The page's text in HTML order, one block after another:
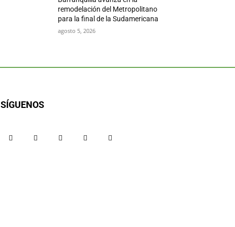
remodelación del Metropolitano
para la final de la Sudamericana
agosto 5, 2026
SÍGUENOS